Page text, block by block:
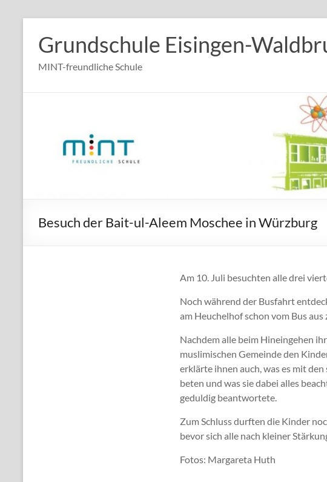
Inhalt
springen
Grundschule Eisingen-
MINT-freundliche Schule
Besuch der Bait-ul-Aleem Moschee in Würzburg
Am 10. Juli besuchten alle drei
Noch während der Busfahrt
am Heuchelhof schon vom Bus aus
Nachdem alle beim Hineingehen
muslimischen Gemeinde den
erklärte ihnen auch, was es mit
beten und was sie dabei alles
geduldig beantwortete.
Zum Schluss durften die Kinder
bevor sich alle nach kleiner
Fotos: Margareta Huth